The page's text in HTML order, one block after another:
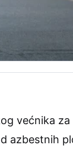
većnika
azbestnih